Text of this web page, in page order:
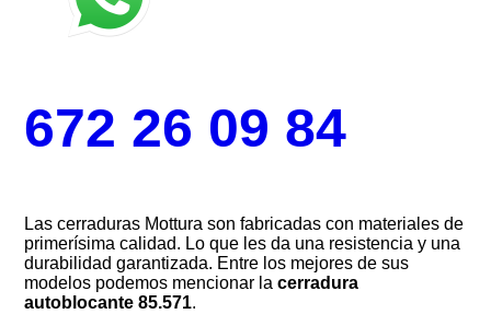
672 26 09 84
Las cerraduras Mottura son fabricadas con materiales de
primerísima calidad. Lo que les da una resistencia y una
durabilidad garantizada. Entre los mejores de sus
modelos podemos mencionar lacerradura
autoblocante 85.571.